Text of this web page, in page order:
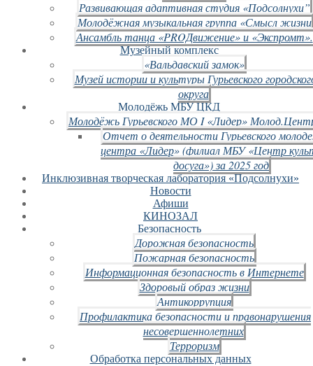
Развивающая адаптивная студия «Подсолнухи”
Молодёжная музыкальная группа «Смысл жизни
Ансамбль танца «PROДвижение» и «Экспромт».
Музейный комплекс
«Вальдавский замок»
Музей истории и культуры Гурьевского
округа
Молодёжь МБУ ЦКД
Молодёжь Гурьевского МО I «Лидер»
Отчет о деятельности Гурьевского
центра «Лидер» (филиал МБУ «Центр
досуга») за 2025 год
Инклюзивная творческая лаборатория «Подсолнухи»
Новости
Афиши
КИНОЗАЛ
Безопасность
Дорожная безопасность
Пожарная безопасность
Информационная безопасность в Интернете
Здоровый образ жизни
Антикоррупция
Профилактика безопасности и правонарушения
несовершеннолетних
Терроризм
Обработка персональных данных